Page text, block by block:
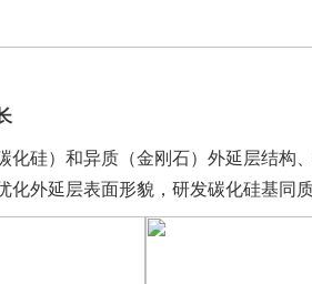
化硅）和异质（金刚石）外延层结构
化外延层表面形貌，研发碳化硅基同